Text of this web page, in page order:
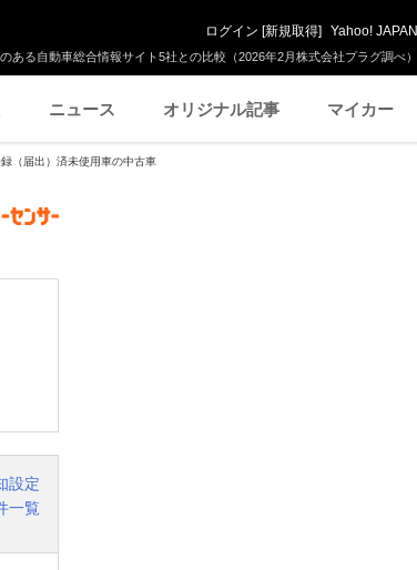
ある自動車総合情報サイト5社との比較（2026年2月株式会社プラグ調べ）
ログイン [新規取得] Yahoo! JAPAN
ニュース オリジナル記事 マイカー
（届出）済未使用車の中古車
設定
一覧